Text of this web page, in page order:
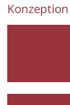
Konzeption